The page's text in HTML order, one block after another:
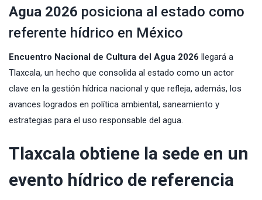
Agua 2026 posiciona al estado como
referente hídrico en México
Encuentro Nacional de Cultura del Agua 2026 llegará a
Tlaxcala, un hecho que consolida al estado como un actor
clave en la gestión hídrica nacional y que refleja, además, los
avances logrados en política ambiental, saneamiento y
estrategias para el uso responsable del agua.
Tlaxcala obtiene la sede en un
evento hídrico de referencia